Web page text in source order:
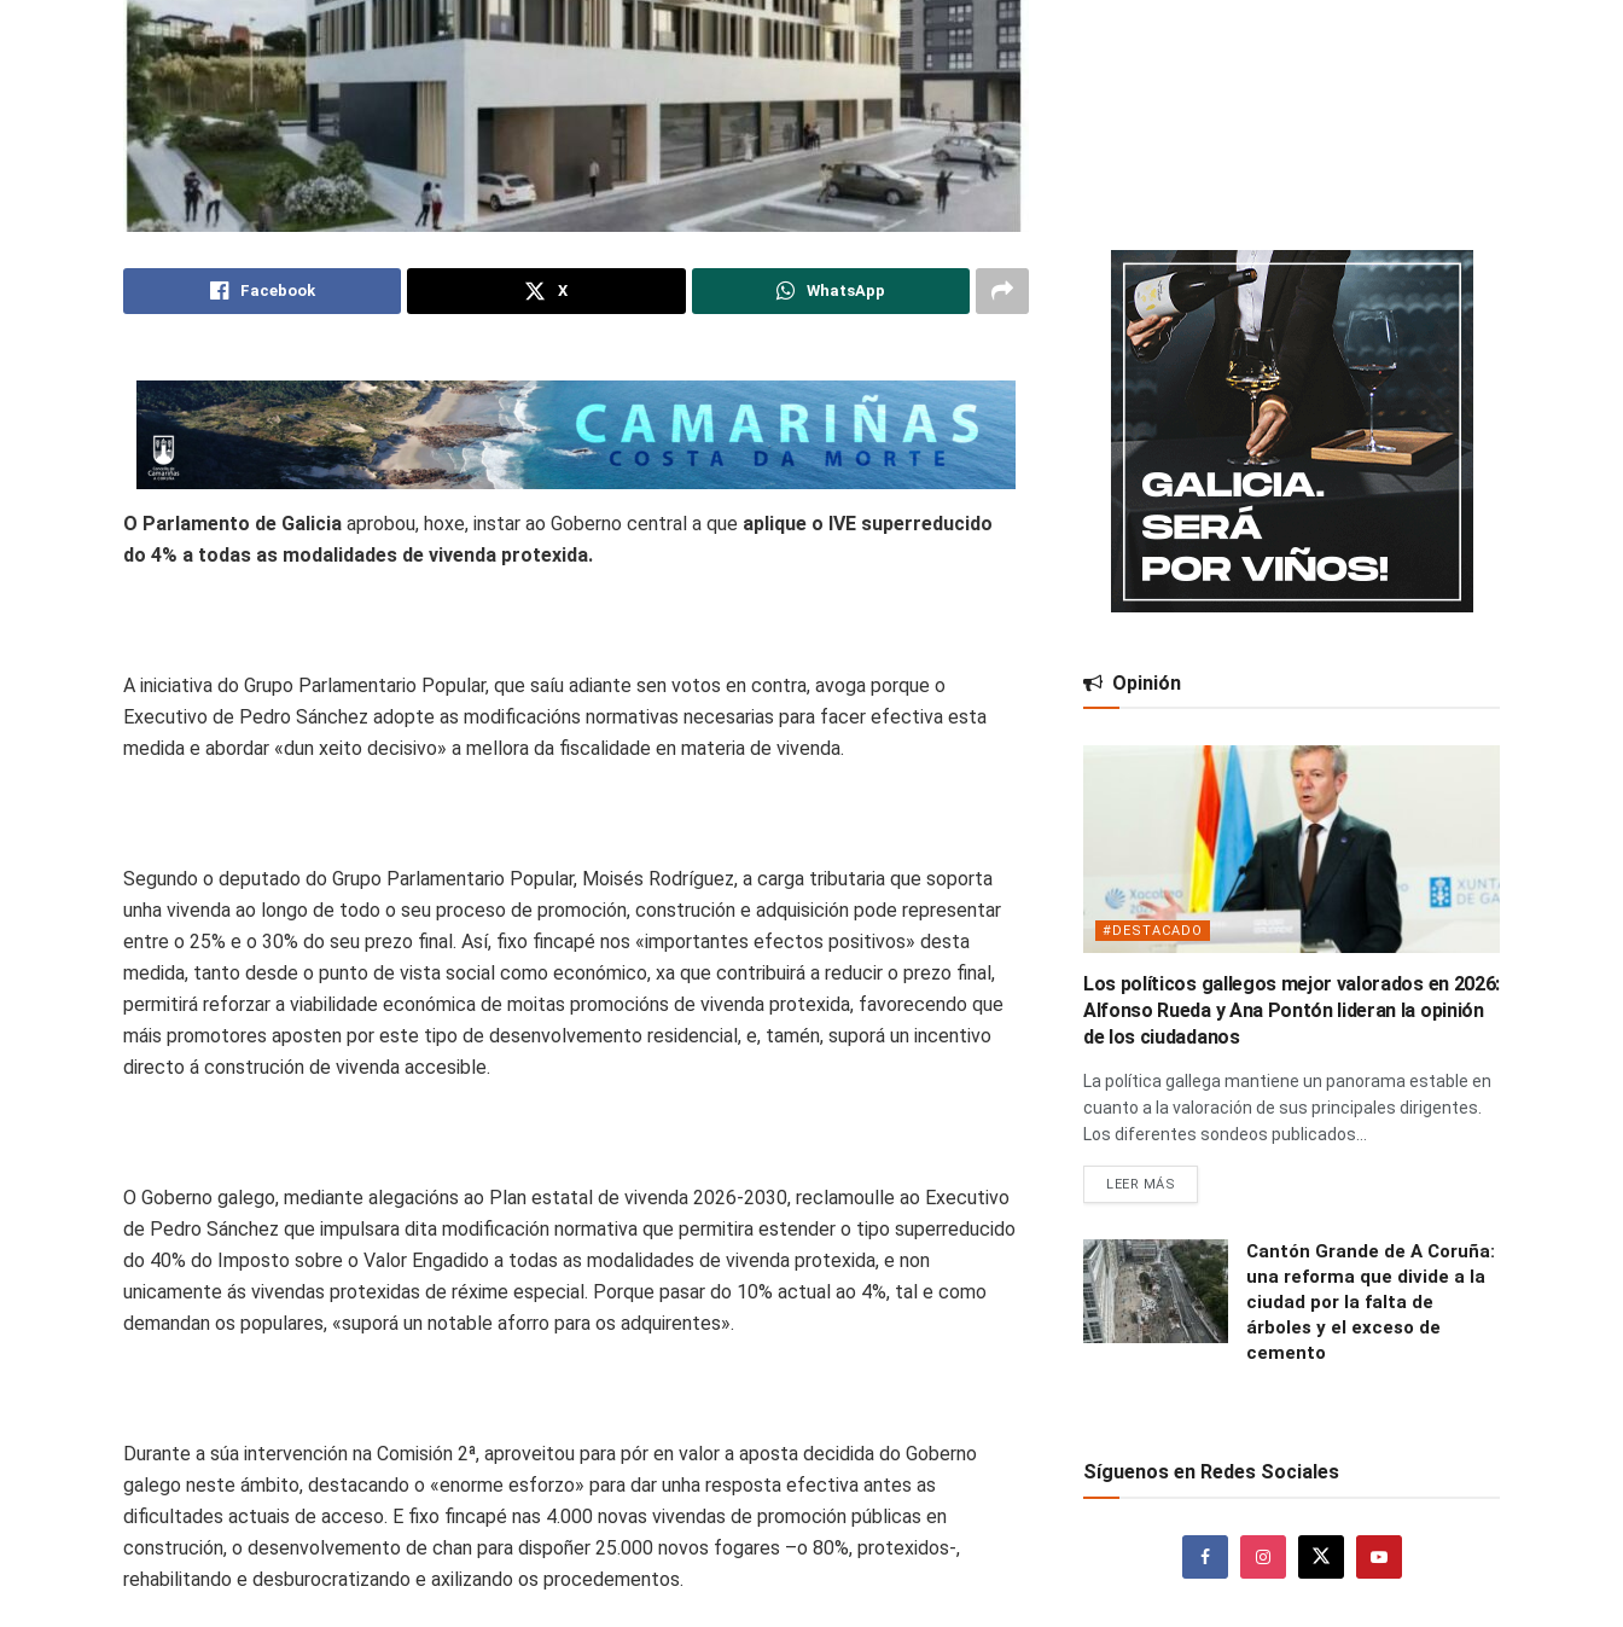
Facebook X WhatsApp
O Parlamento de Galicia aprobou, hoxe, instar ao Goberno central a que aplique o IVE superreducido
do 4% a todas as modalidades de vivenda protexida.
A iniciativa do Grupo Parlamentario Popular, que saíu adiante sen votos en contra, avoga porque o
Executivo de Pedro Sánchez adopte as modificacións normativas necesarias para facer efectiva esta
medida e abordar «dun xeito decisivo» a mellora da fiscalidade en materia de vivenda.
Segundo o deputado do Grupo Parlamentario Popular, Moisés Rodríguez, a carga tributaria que soporta
unha vivenda ao longo de todo o seu proceso de promoción, construción e adquisición pode representar
entre o 25% e o 30% do seu prezo final. Así, fixo fincapé nos «importantes efectos positivos» desta
medida, tanto desde o punto de vista social como económico, xa que contribuirá a reducir o prezo final,
permitirá reforzar a viabilidade económica de moitas promocións de vivenda protexida, favorecendo que
máis promotores aposten por este tipo de desenvolvemento residencial, e, tamén, suporá un incentivo
directo á construción de vivenda accesible.
O Goberno galego, mediante alegacións ao Plan estatal de vivenda 2026-2030, reclamoulle ao Executivo
de Pedro Sánchez que impulsara dita modificación normativa que permitira estender o tipo superreducido
do 40% do Imposto sobre o Valor Engadido a todas as modalidades de vivenda protexida, e non
unicamente ás vivendas protexidas de réxime especial. Porque pasar do 10% actual ao 4%, tal e como
demandan os populares, «suporá un notable aforro para os adquirentes».
Durante a súa intervención na Comisión 2ª, aproveitou para pór en valor a aposta decidida do Goberno
galego neste ámbito, destacando o «enorme esforzo» para dar unha resposta efectiva antes as
dificultades actuais de acceso. E fixo fincapé nas 4.000 novas vivendas de promoción públicas en
construción, o desenvolvemento de chan para dispoñer 25.000 novos fogares –o 80%, protexidos-,
rehabilitando e desburocratizando e axilizando os procedementos.
Opinión
#DESTACADO
Los políticos gallegos mejor valorados en 2026:
Alfonso Rueda y Ana Pontón lideran la opinión
de los ciudadanos
La política gallega mantiene un panorama estable en
cuanto a la valoración de sus principales dirigentes.
Los diferentes sondeos publicados...
LEER MÁS
Cantón Grande de A Coruña:
una reforma que divide a la
ciudad por la falta de
árboles y el exceso de
cemento
Síguenos en Redes Sociales